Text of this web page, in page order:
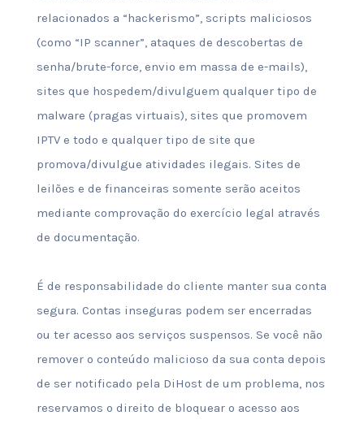
relacionados a “hackerismo”, scripts maliciosos
(como “IP scanner”, ataques de descobertas de
senha/brute-force, envio em massa de e-mails),
sites que hospedem/divulguem qualquer tipo de
malware (pragas virtuais), sites que promovem
IPTV e todo e qualquer tipo de site que
promova/divulgue atividades ilegais. Sites de
leilões e de financeiras somente serão aceitos
mediante comprovação do exercício legal através
de documentação.
É de responsabilidade do cliente manter sua conta
segura. Contas inseguras podem ser encerradas
ou ter acesso aos serviços suspensos. Se você não
remover o conteúdo malicioso da sua conta depois
de ser notificado pela DiHost de um problema, nos
reservamos o direito de bloquear o acesso aos